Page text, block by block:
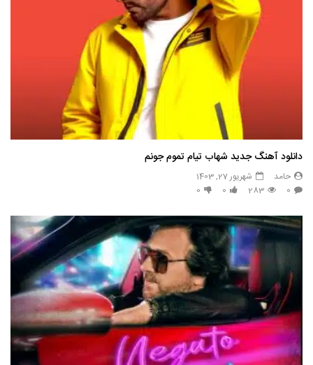
دانلود آهنگ جدید شهاب تیام تموم جونم
حامد
شهریور 27, 1403
0
283
0
0